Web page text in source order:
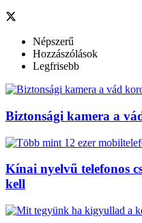
Népszerű
Hozzászólások
Legfrisebb
Biztonsági kamera a
Kínai nyelvű telefonos
kell